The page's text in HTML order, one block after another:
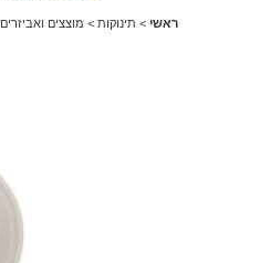
ראשי > תינוקות > מוצצים ואביזרים